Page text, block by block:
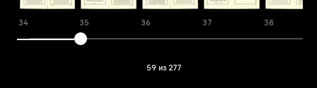
34 35 36 37 38
59 из 277